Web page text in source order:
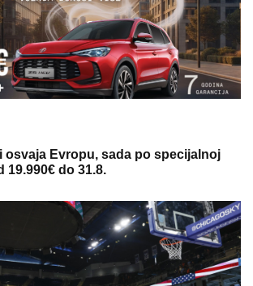
osvaja Evropu, sada po specijalnoj
do 31.8.